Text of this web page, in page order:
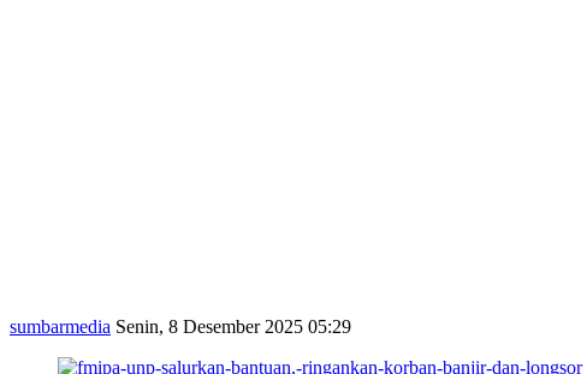
sumbarmedia Senin, 8 Desember 2025 05:29